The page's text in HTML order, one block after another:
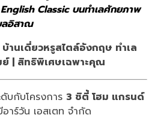
Classic บนทำเลศักยภาพ
ลอิสาณ
านเดี่ยวหรูสไตล์อังกฤษ ทำเล
| สิทธิพิเศษเฉพาะคุณ
บกับโครงการ 3 ซิตี้ โฮม แกรนด์
าร์วัน เอสเตท จำกัด